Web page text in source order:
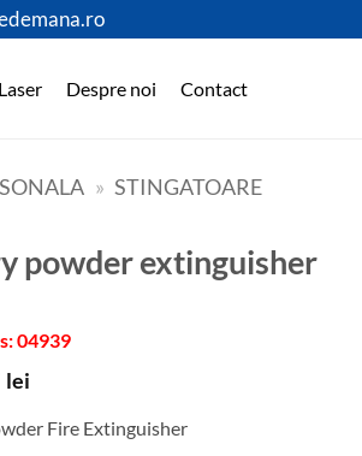
Despre noi Contact
» STINGATOARE
powder extinguisher
04939
lei
Fire Extinguisher